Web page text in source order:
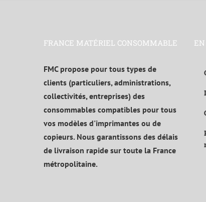
FRANCE MATÉRIEL CONSOMMABLE
FMC propose pour tous types de
clients (particuliers, administrations,
collectivités, entreprises) des
consommables compatibles pour tous
vos modèles d'imprimantes ou de
copieurs. Nous garantissons des délais
de livraison rapide sur toute la France
métropolitaine.